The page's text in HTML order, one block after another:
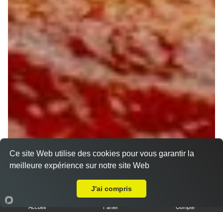
Accueil Panier Compte
Ce site Web utilise des cookies pour vous garantir la
meilleure expérience sur notre site Web
J'ai compris